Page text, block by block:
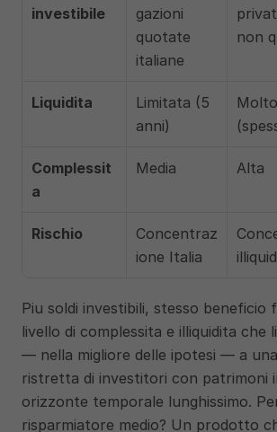
investibile
gazioni
quotate
italiane
non
Liquidita
Limitata (5
anni)
Complessit
a
Media Alta
Rischio
Concentraz
ione Italia
Piu soldi investibili, stesso beneficio
livello di complessita e illiquidita che
— nella migliore delle ipotesi — a
ristretta di investitori con patrimoni
orizzonte temporale lunghissimo.
risparmiatore medio? Un prodotto